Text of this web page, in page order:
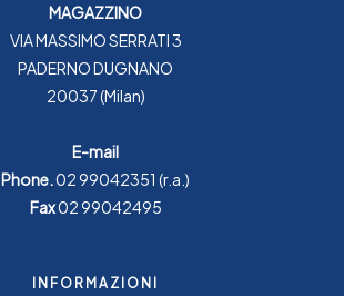
MAGAZZINO
VIA MASSIMO SERRATI 3
PADERNO DUGNANO
20037 (Milan)
E-mail
Phone.02 99042351 (r.a.)
Fax02 99042495
INFORMAZIONI